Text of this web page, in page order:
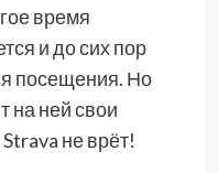
время
и до сих пор
посещения. Но
на ней свои
не врёт!